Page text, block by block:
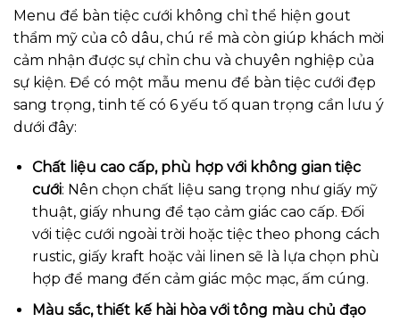
Menu để bàn tiệc cưới không chỉ thể hiện gout
thẩm mỹ của cô dâu, chú rể mà còn giúp khách mời
cảm nhận được sự chỉn chu và chuyên nghiệp của
sự kiện. Để có một mẫu menu để bàn tiệc cưới đẹp
sang trọng, tinh tế có 6 yếu tố quan trọng cần lưu ý
dưới đây:
Chất liệu cao cấp, phù hợp với không gian tiệc
cưới: Nên chọn chất liệu sang trọng như giấy mỹ
thuật, giấy nhung để tạo cảm giác cao cấp. Đối
với tiệc cưới ngoài trời hoặc tiệc theo phong cách
rustic, giấy kraft hoặc vải linen sẽ là lựa chọn phù
hợp để mang đến cảm giác mộc mạc, ấm cúng.
Màu sắc, thiết kế hài hòa với tông màu chủ đạo